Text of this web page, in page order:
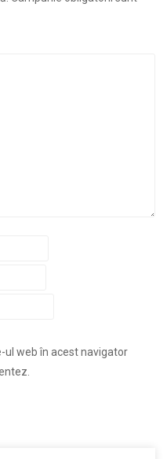
ul web în acest navigator